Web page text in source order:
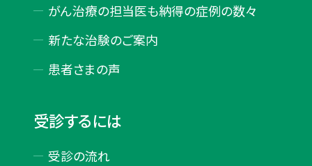
がん治療の担当医も納得の症例の数々
新たな治験のご案内
患者さまの声
受診するには
受診の流れ